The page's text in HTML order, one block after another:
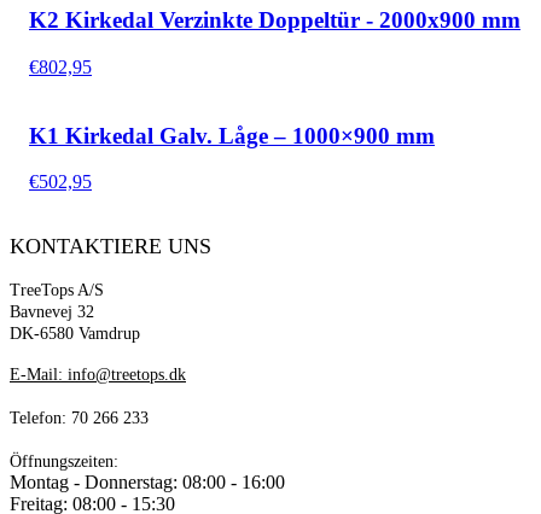
K2 Kirkedal Verzinkte Doppeltür - 2000x900 mm
€802,95
K1 Kirkedal Galv. Låge – 1000×900 mm
€502,95
KONTAKTIERE UNS
TreeTops A/S
Bavnevej 32
DK-6580 Vamdrup
E-Mail: info@treetops.dk
Telefon: 70 266 233
Öffnungszeiten:
Montag - Donnerstag: 08:00 - 16:00
Freitag: 08:00 - 15:30